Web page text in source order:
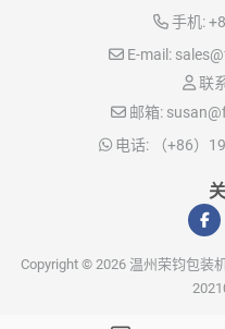
手机:
E-mail:
联
邮箱:
电话:
（+86）
Copyright © 2026 温州荣钧包装